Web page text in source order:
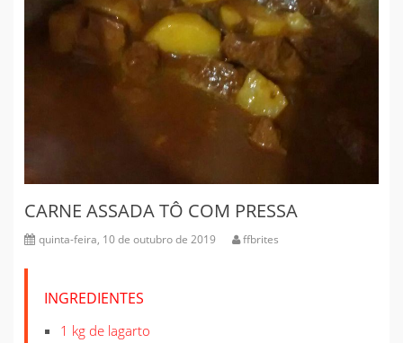
CARNE ASSADA TÔ COM PRESSA
quinta-feira, 10 de outubro de 2019 ffbrites
INGREDIENTES
1 kg de lagarto